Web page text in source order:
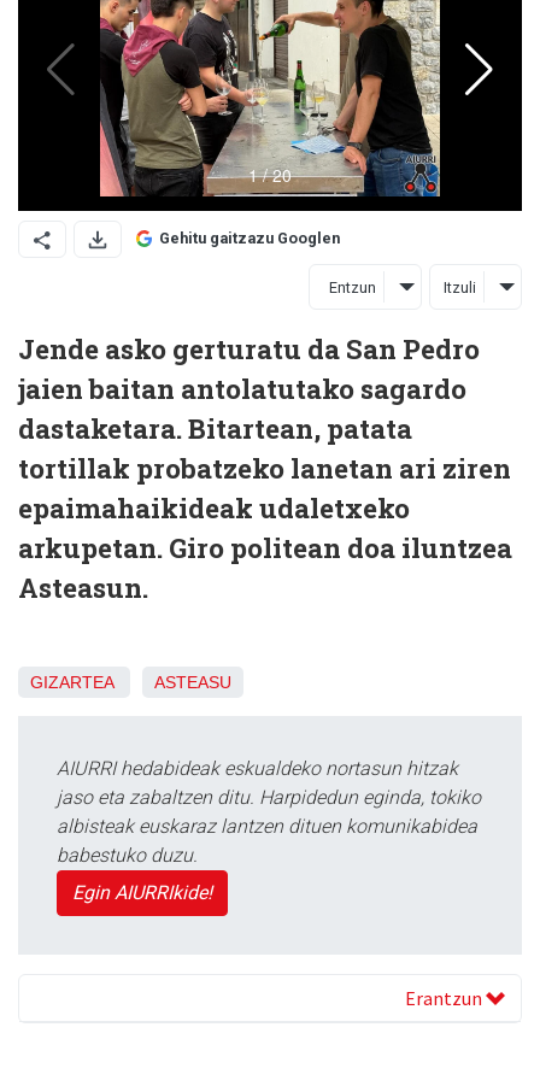
Gehitu gaitzazu Googlen
Entzun Itzuli
Jende asko gerturatu da San Pedro
jaien baitan antolatutako sagardo
dastaketara. Bitartean, patata
tortillak probatzeko lanetan ari ziren
epaimahaikideak udaletxeko
arkupetan. Giro politean doa iluntzea
Asteasun.
GIZARTEA ASTEASU
AIURRI hedabideak eskualdeko nortasun hitzak
jaso eta zabaltzen ditu. Harpidedun eginda, tokiko
albisteak euskaraz lantzen dituen komunikabidea
babestuko duzu.
Egin AIURRIkide!
Erantzun